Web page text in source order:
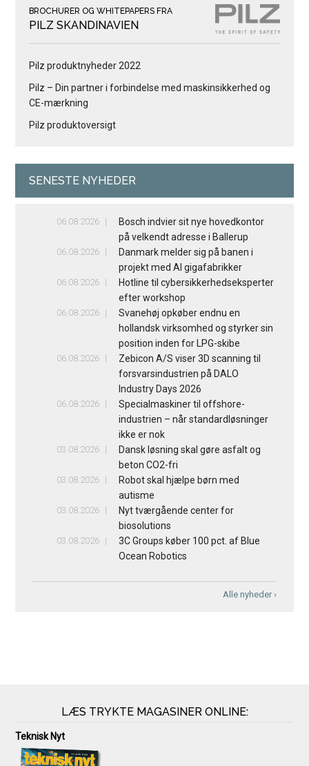
BROCHURER OG WHITEPAPERS FRA
PILZ SKANDINAVIEN
Pilz produktnyheder 2022
Pilz – Din partner i forbindelse med maskinsikkerhed og
CE-mærkning
Pilz produktoversigt
SENESTE NYHEDER
06.08.2026
Bosch indvier sit nye hovedkontor
på velkendt adresse i Ballerup
06.08.2026
Danmark melder sig på banen i
projekt med AI gigafabrikker
06.08.2026
Hotline til cybersikkerhedseksperter
efter workshop
06.08.2026
Svanehøj opkøber endnu en
hollandsk virksomhed og styrker sin
position inden for LPG-skibe
06.08.2026
Zebicon A/S viser 3D scanning til
forsvarsindustrien på DALO
Industry Days 2026
06.08.2026
Specialmaskiner til offshore-
industrien – når standardløsninger
ikke er nok
03.08.2026
Dansk løsning skal gøre asfalt og
beton CO2-fri
03.08.2026
Robot skal hjælpe børn med
autisme
03.08.2026
Nyt tværgående center for
biosolutions
03.08.2026
3C Groups køber 100 pct. af Blue
Ocean Robotics
Alle nyheder ›
LÆS TRYKTE MAGASINER ONLINE:
Teknisk Nyt